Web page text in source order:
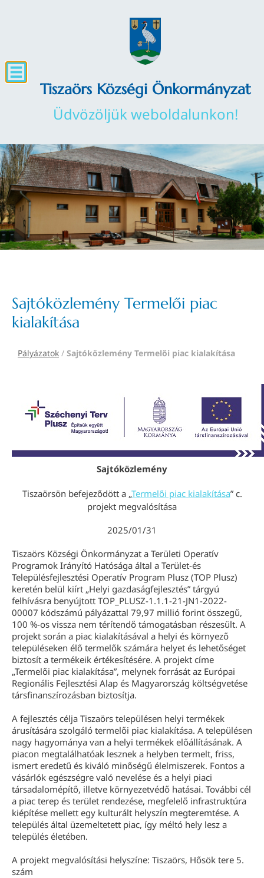
Tiszaörs Községi Önkormányzat
Üdvözöljük weboldalunkon!
Sajtóközlemény Termelői piac
kialakítása
Pályázatok / Sajtóközlemény Termelői piac kialakítása
Sajtóközlemény
Tiszaörsön befejeződött a „Termelői piac kialakítása” c.
projekt megvalósítása
2025/01/31
Tiszaörs Községi Önkormányzat a Területi Operatív
Programok Irányító Hatósága által a Terület-és
Településfejlesztési Operatív Program Plusz (TOP Plusz)
keretén belül kiírt „Helyi gazdaságfejlesztés” tárgyú
felhívásra benyújtott TOP_PLUSZ-1.1.1-21-JN1-2022-
00007 kódszámú pályázattal 79,97 millió forint összegű,
100 %-os vissza nem térítendő támogatásban részesült. A
projekt során a piac kialakításával a helyi és környező
településeken élő termelők számára helyet és lehetőséget
biztosít a termékeik értékesítésére. A projekt címe
„Termelői piac kialakítása”, melynek forrását az Európai
Regionális Fejlesztési Alap és Magyarország költségvetése
társfinanszírozásban biztosítja.
A fejlesztés célja Tiszaörs településen helyi termékek
árusítására szolgáló termelői piac kialakítása. A településen
nagy hagyománya van a helyi termékek előállításának. A
piacon megtalálhatóak lesznek a helyben termelt, friss,
ismert eredetű és kiváló minőségű élelmiszerek. Fontos a
vásárlók egészségre való nevelése és a helyi piaci
társadalomépítő, illetve környezetvédő hatásai. További cél
a piac terep és terület rendezése, megfelelő infrastruktúra
kiépítése mellett egy kulturált helyszín megteremtése. A
település által üzemeltetett piac, így méltó hely lesz a
település életében.
A projekt megvalósítási helyszíne: Tiszaörs, Hősök tere 5.
szám